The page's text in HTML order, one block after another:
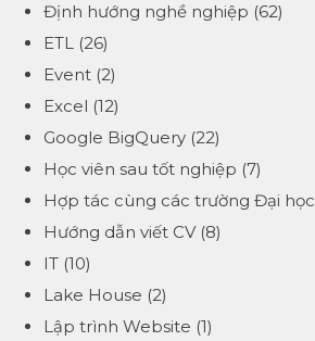
Định hướng nghề nghiệp (62)
ETL (26)
Event (2)
Excel (12)
Google BigQuery (22)
Học viên sau tốt nghiệp (7)
Hợp tác cùng các trường Đại học
Hướng dẫn viết CV(8)
IT (10)
Lake House (2)
Lập trình Website (1)